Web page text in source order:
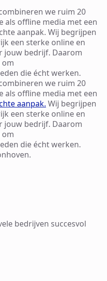
we ruim 20
als offline media met een
aanpak. Wij begrijpen
een sterke online en
jouw bedrijf. Daarom
om
die écht werken.
we ruim 20
als offline media met een
aanpak. Wij begrijpen
een sterke online en
jouw bedrijf. Daarom
om
die écht werken.
bedrijven succesvol